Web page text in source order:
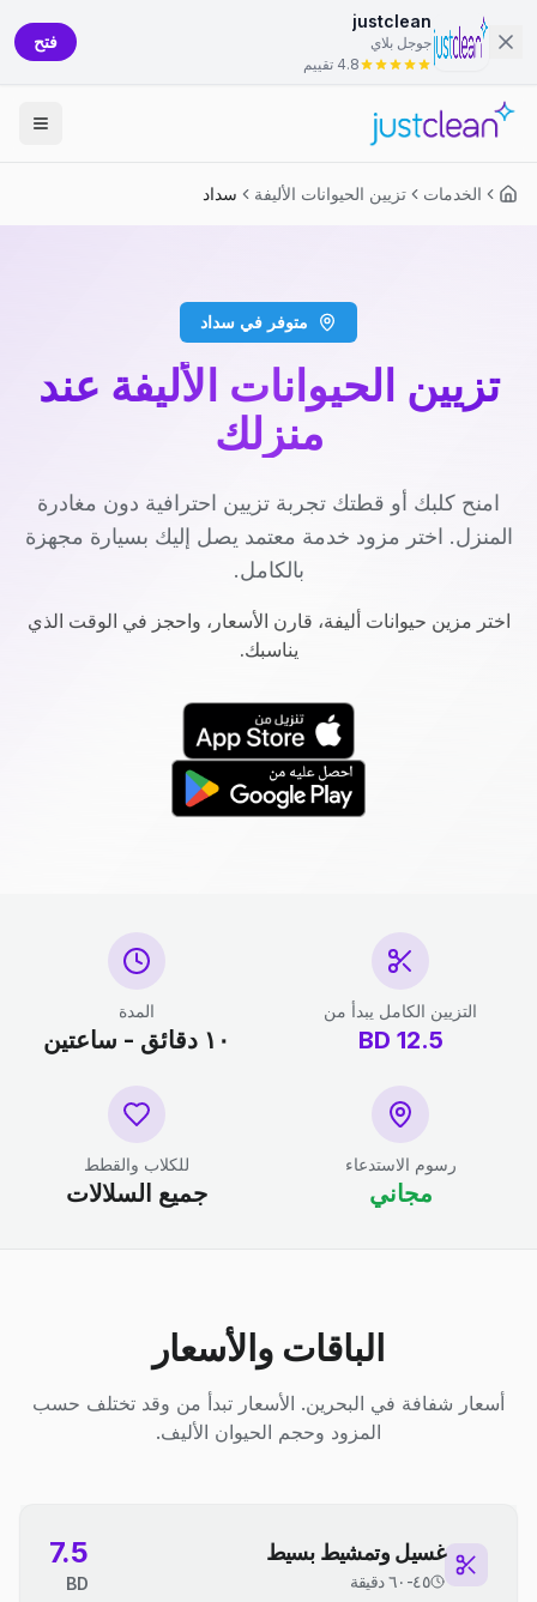
justclean
جوجل بلاي
4.8 تقييم
فتح
الخدمات تزيين الحيوانات الأليفة سداد
متوفر في سداد
تزيين الحيوانات الأليفة عند
منزلك
امنح كلبك أو قطتك تجربة تزيين احترافية دون مغادرة
المنزل. اختر مزود خدمة معتمد يصل إليك بسيارة مجهزة
بالكامل.
اختر مزين حيوانات أليفة، قارن الأسعار، واحجز في الوقت الذي
يناسبك.
التزيين الكامل يبدأ من
12.5
BD
المدة
١٠ دقائق - ساعتين
رسوم الاستدعاء
مجاني
للكلاب والقطط
جميع السلالات
الباقات والأسعار
أسعار شفافة في البحرين. الأسعار تبدأ من وقد تختلف حسب
المزود وحجم الحيوان الأليف.
غسيل وتمشيط بسيط
٤٥-٦٠ دقيقة
7.5
BD